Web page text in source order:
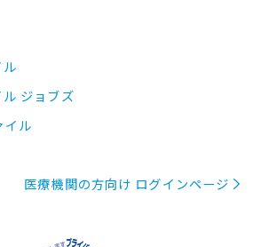
ル
ル ジョブズ
イル
医療機関の方向け ログインページ